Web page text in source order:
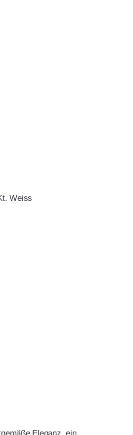
Weiss
Eleganz, ein